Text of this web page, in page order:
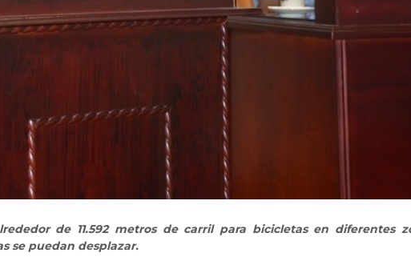
de 11.592 metros de carril para bicicletas en diferentes
se puedan desplazar.